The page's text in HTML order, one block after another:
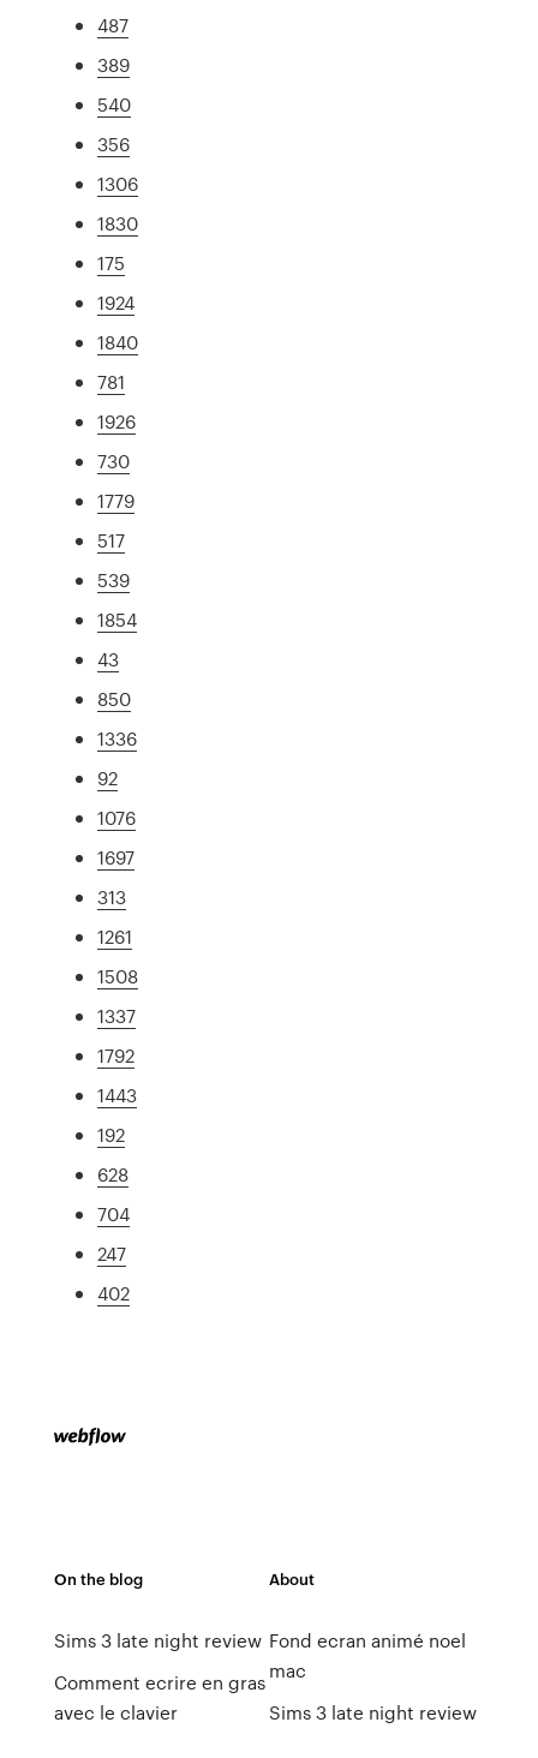
487
389
540
356
1306
1830
175
1924
1840
781
1926
730
1779
517
539
1854
43
850
1336
92
1076
1697
313
1261
1508
1337
1792
1443
192
628
704
247
402
On the blog
Sims 3 late night review
Comment ecrire en gras
avec le clavier
About
Fond ecran animé noel
mac
Sims 3 late night review